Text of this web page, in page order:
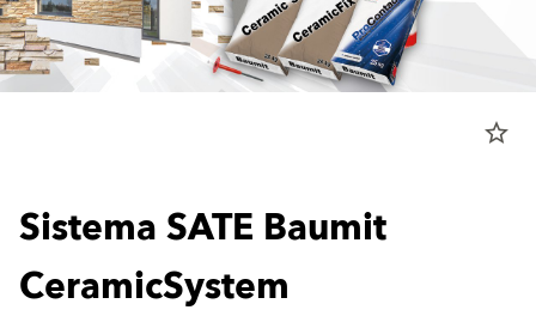
star_border
Sistema SATE Baumit
CeramicSystem